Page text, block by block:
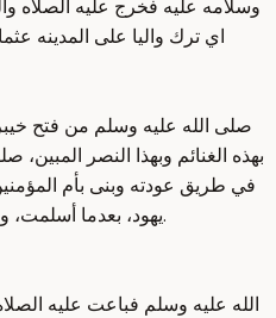
وسلامه عليه فخرج عليه الصلاه
اي ترك واليا على المدينه
صلى الله عليه وسلم من فتح
بهذه الغنائم وبهذا النصر
في طريق عودته وبنى بأم
يهود، بعدما أسلمت، وجعل صداقها عتقها رضي الله عنها.
الله عليه وسلم فباعت عليه